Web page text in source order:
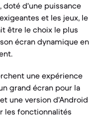
doté d'une puissance
et les jeux, le
être le choix le plus
écran dynamique en
une expérience
grand écran pour la
une version d'Android
les fonctionnalités